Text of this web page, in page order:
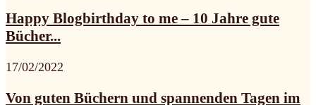
Happy Blogbirthday to me – 10 Jahre gute
Bücher...
17/02/2022
Von guten Büchern und spannenden Tagen im